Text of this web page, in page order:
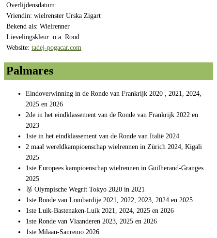
Overlijdensdatum:
Vriendin: wielrenster Urska Zigart
Bekend als: Wielrenner
Lievelingskleur: o.a. Rood
Website: tadej-pogacar.com
Palmares
Eindoverwinning in de Ronde van Frankrijk 2020 , 2021, 2024,
2025 en 2026
2de in het eindklassement van de Ronde van Frankrijk 2022 en
2023
1ste in het eindklassement van de Ronde van Italië 2024
2 maal wereldkampioenschap wielrennen in Zürich 2024, Kigali
2025
1ste Europees kampioenschap wielrennen in Guilherand-Granges
2025
🥉 Olympische Wegrit Tokyo 2020 in 2021
1ste Ronde van Lombardije 2021, 2022, 2023, 2024 en 2025
1ste Luik-Bastenaken-Luik 2021, 2024, 2025 en 2026
1ste Ronde van Vlaanderen 2023, 2025 en 2026
1ste Milaan-Sanremo 2026